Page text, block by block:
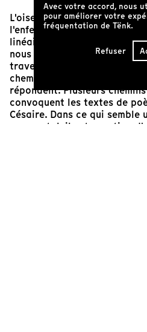
L'oiseau est difficile à
l'enfermer dans un genre,
linéaire. Avec la liberté du
nous emporte pour une nuit
travers la forêt. Il emprunte
cheminement où, présent et
répondent. Plusieurs
convoquent les textes de
Césaire. Dans ce qui
pays natal, il est question
Avec votre accord, nous
pour améliorer votre
fréquentation de Tënk.
Refuser